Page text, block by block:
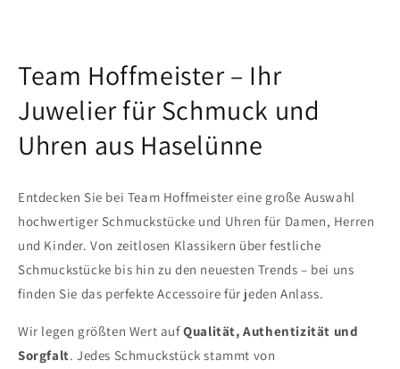
Team Hoffmeister – Ihr
Juwelier für Schmuck und
Uhren aus Haselünne
Entdecken Sie bei Team Hoffmeister eine große Auswahl
hochwertiger Schmuckstücke und Uhren für Damen, Herren
und Kinder. Von zeitlosen Klassikern über festliche
Schmuckstücke bis hin zu den neuesten Trends – bei uns
finden Sie das perfekte Accessoire für jeden Anlass.
Wir legen größten Wert aufQualität, Authentizität und
Sorgfalt. Jedes Schmuckstück stammt von